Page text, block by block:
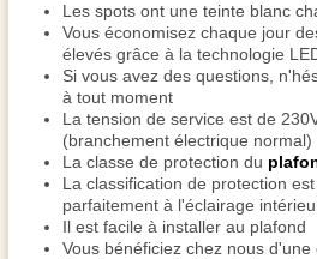
Les spots ont une teinte blanc
Vous économisez chaque jour
élevés grâce à la technologie
Si vous avez des questions,
à tout moment
La tension de service est de
(branchement électrique normal)
La classe de protection du
La classification de protection
parfaitement à l'éclairage
Il est facile à installer au plafond
Vous bénéficiez chez nous